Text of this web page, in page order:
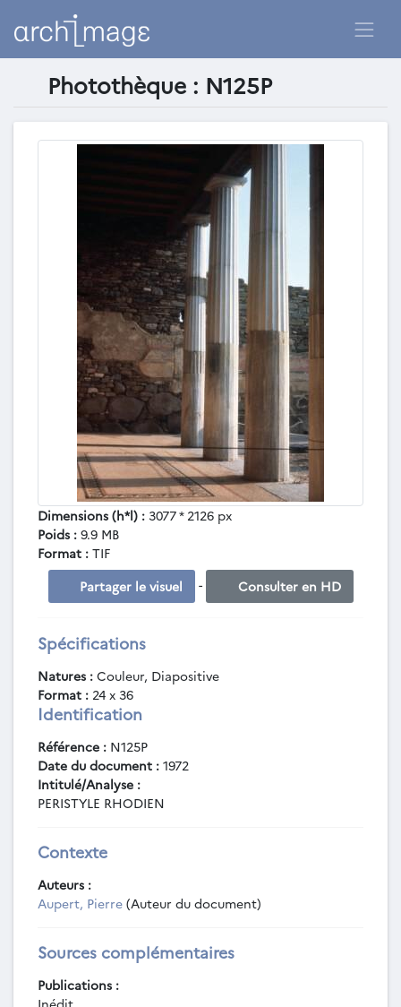
Photothèque : N125P
Dimensions (h*l) : 3077 * 2126 px
Poids : 9.9 MB
Format : TIF
Partager le visuel
- Consulter en HD
Spécifications
Natures : Couleur, Diapositive
Format : 24 x 36
Identification
Référence : N125P
Date du document : 1972
Intitulé/Analyse :
PERISTYLE RHODIEN
Contexte
Auteurs :
Aupert, Pierre (Auteur du document)
Sources complémentaires
Publications :
Inédit